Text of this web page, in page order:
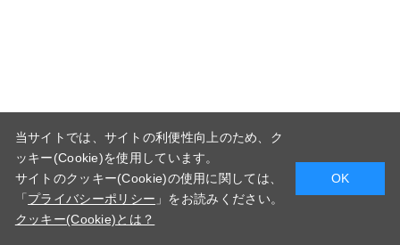
当サイトでは、サイトの利便性向上のため、ク
ッキー(Cookie)を使用しています。
サイトのクッキー(Cookie)の使用に関しては、
「 プライバシーポリシー 」をお読みください。
クッキー(Cookie)とは？
OK